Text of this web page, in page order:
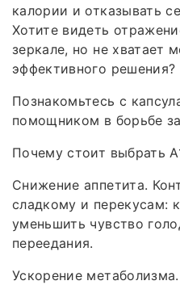
калории и отказывать
Хотите видеть
зеркале, но не хватает
эффективного решения?
Познакомьтесь с
помощником в борьбе
Почему стоит выбрать
Снижение аппетита.
сладкому и перекусам:
уменьшить чувство
переедания.
Ускорение